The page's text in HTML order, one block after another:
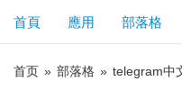
首頁 應用 部落格
首页 » 部落格 » telegram中